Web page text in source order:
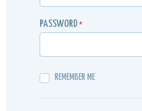
PASSWORD *
REMEMBER ME